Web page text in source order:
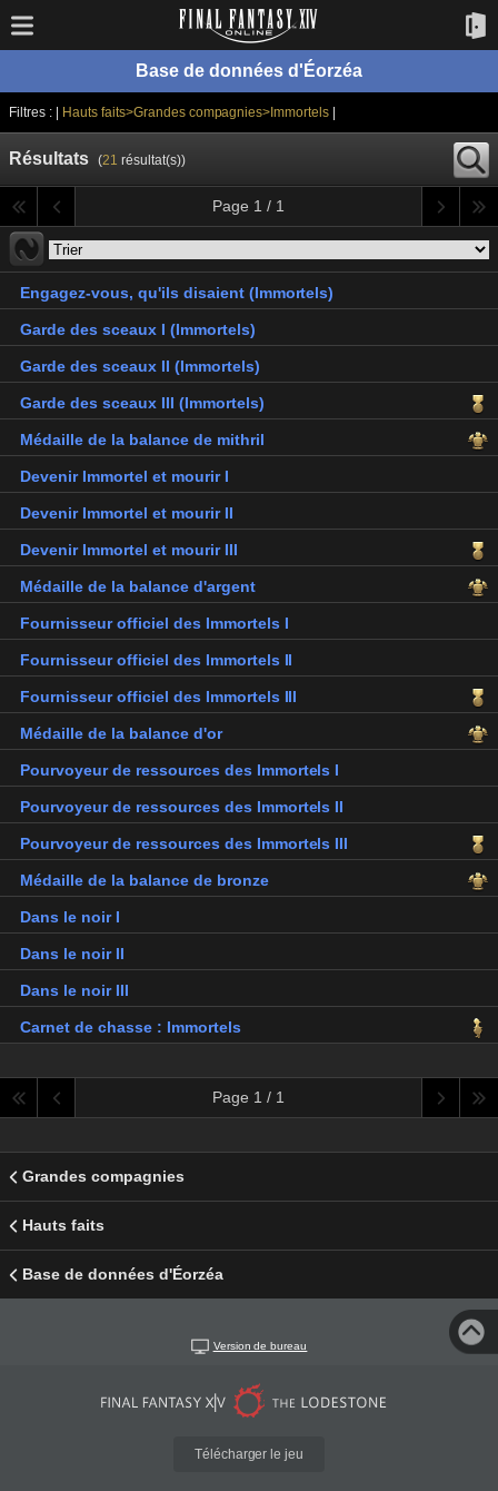
Base de données d'Éorzéa
Filtres : | Hauts faits>Grandes compagnies>Immortels
Résultats (21 résultat(s))
Page 1 / 1
Engagez-vous, qu'ils disaient (Immortels)
Garde des sceaux I (Immortels)
Garde des sceaux II (Immortels)
Garde des sceaux III (Immortels)
Médaille de la balance de mithril
Devenir Immortel et mourir I
Devenir Immortel et mourir II
Devenir Immortel et mourir III
Médaille de la balance d'argent
Fournisseur officiel des Immortels I
Fournisseur officiel des Immortels II
Fournisseur officiel des Immortels III
Médaille de la balance d'or
Pourvoyeur de ressources des Immortels I
Pourvoyeur de ressources des Immortels II
Pourvoyeur de ressources des Immortels III
Médaille de la balance de bronze
Dans le noir I
Dans le noir II
Dans le noir III
Carnet de chasse : Immortels
Page 1 / 1
Grandes compagnies
Hauts faits
Base de données d'Éorzéa
Version de bureau
Télécharger le jeu